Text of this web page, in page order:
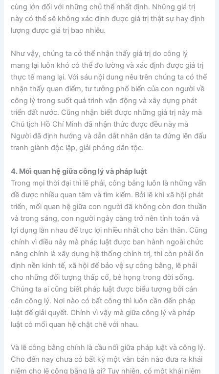
cùng lớn đối với những chủ thể nhất định. Những giá trị
này có thể sẽ không xác định được giá trị thật sự hay định
lượng được giá trị bao nhiêu.
Như vậy, chúng ta có thể nhận thấy giá trị do công lý
mang lại luôn khó có thể đo lường và xác định được giá trị
thực tế mang lại. Với sáu nội dung nêu trên chúng ta có thể
nhận thấy quan điểm, tư tưởng phổ biến của con người về
công lý trong suốt quá trình vận động và xây dựng phát
triển đất nước. Cũng nhận biết được những giá trị này mà
Chủ tịch Hồ Chí Minh đã nhận thức được đều này mà
Người đã định hướng và dẫn dắt nhân dân ta đứng lên đấu
tranh giành độc lập, giải phóng dân tộc.
4. Mối quan hệ giữa công lý và pháp luật
Trong mọi thời đại thì lẽ phải, công bằng luôn là những vấn
đề được nhiều quan tâm và tìm kiếm. Bởi lẽ khi xã hội phát
triển, mối quan hệ giữa con người đã không còn đơn thuần
và trong sáng, con người ngày càng trở nên tính toán và
lợi dụng lẫn nhau để trục lợi nhiều nhất cho bản thân. Cũng
chính vì điều này mà pháp luật được ban hành ngoài chức
năng chính là xây dựng hệ thống chính trị, thì còn phải ổn
định nền kinh tế, xã hội để bảo vệ sự công bằng, lẽ phải
cho những đối tượng thấp cổ, bé họng trong đời sống.
Chúng ta ai cũng biết pháp luật được biểu tượng bởi cán
cân công lý. Nơi nào có bất công thì luôn cần đến pháp
luật để giải quyết. Chính vì vậy mà giữa công lý và pháp
luật có mối quan hệ chặt chẽ với nhau.
Và lẽ công bằng chính là cầu nối giữa pháp luật và công lý.
Cho đến nay chưa có bất kỳ một văn bản nào đưa ra khái
niệm cho lẽ công bằng là gì? Tuy nhiên, có một khái niệm